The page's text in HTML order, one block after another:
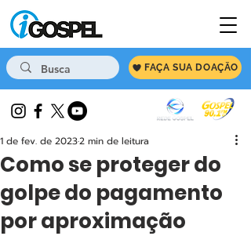
FAÇA SUA DOAÇÃO
Como se proteger do
golpe do pagamento
por aproximação
1 de fev. de 20232 min de leitura